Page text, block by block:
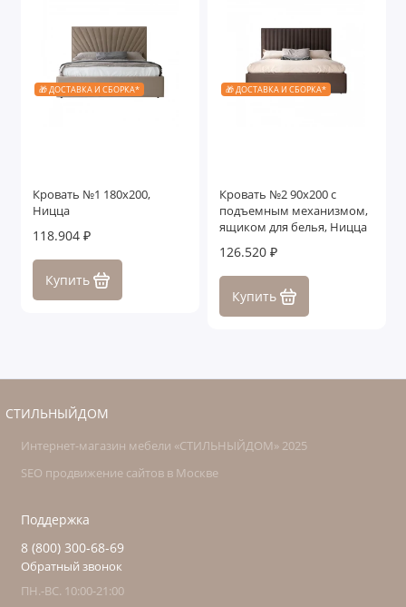
🎁 ДОСТАВКА И СБОРКА*
Кровать №1 180x200,
Ницца
118.904 ₽
Купить
🎁 ДОСТАВКА И СБОРКА*
Кровать №2 90x200 с
подъемным механизмом,
ящиком для белья, Ницца
126.520 ₽
Купить
СТИЛЬНЫЙДОМ
Интернет-магазин мебели «СТИЛЬНЫЙДОМ» 2025
SEO продвижение сайтов в Москве
Поддержка
8 (800) 300-68-69
Обратный звонок
ПН.-ВС. 10:00-21:00